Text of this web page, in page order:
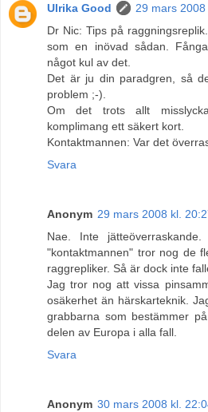
Ulrika Good
29 mars
Dr Nic: Tips på
som en inövad sådan.
något kul av det.
Det är ju din paradgren, så
problem ;-).
Om det trots allt
komplimang ett säkert kort.
Kontaktmannen: Var det
Svara
Anonym 29 mars 2008 kl.
Nae. Inte
"kontaktmannen" tror nog de
raggrepliker. Så är dock inte
Jag tror nog att vissa
osäkerhet än härskarteknik.
grabbarna som bestämmer
delen av Europa i alla fall.
Svara
Anonym 30 mars 2008 kl.